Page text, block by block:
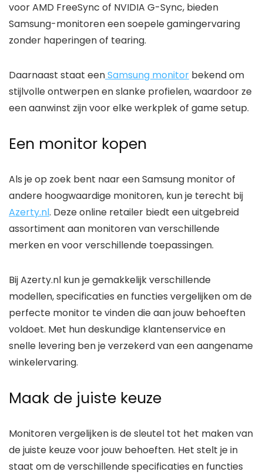
voor AMD FreeSync of NVIDIA G-Sync, bieden
Samsung-monitoren een soepele gamingervaring
zonder haperingen of tearing.
Daarnaast staat eenSamsung monitor bekend om
stijlvolle ontwerpen en slanke profielen, waardoor ze
een aanwinst zijn voor elke werkplek of game setup.
Een monitor kopen
Als je op zoek bent naar een Samsung monitor of
andere hoogwaardige monitoren, kun je terecht bij
Azerty.nl. Deze online retailer biedt een uitgebreid
assortiment aan monitoren van verschillende
merken en voor verschillende toepassingen.
Bij Azerty.nl kun je gemakkelijk verschillende
modellen, specificaties en functies vergelijken om de
perfecte monitor te vinden die aan jouw behoeften
voldoet. Met hun deskundige klantenservice en
snelle levering ben je verzekerd van een aangename
winkelervaring.
Maak de juiste keuze
Monitoren vergelijken is de sleutel tot het maken van
de juiste keuze voor jouw behoeften. Het stelt je in
staat om de verschillende specificaties en functies